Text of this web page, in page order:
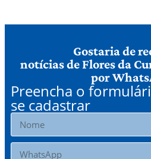
Gostaria de
notícias de Flores da
por
Preencha o
se cadastrar